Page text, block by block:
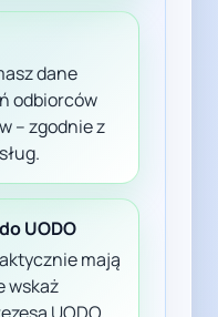
dane
odbiorców
– zgodnie z
UODO
mają
wskaż